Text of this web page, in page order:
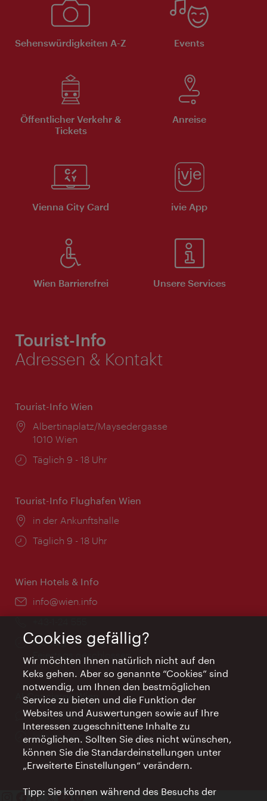
Sehenswürdigkeiten A-Z Events
Öffentlicher Verkehr &
Tickets
Anreise
Vienna City Card ivie App
Wien Barrierefrei Unsere Services
Tourist-Info
Adressen & Kontakt
Tourist-Info Wien
Ort:
Albertinaplatz/Maysedergasse
1010 Wien
Öffnungszeiten:
Täglich 9 - 18 Uhr
Tourist-Info Flughafen Wien
Ort:
in der Ankunftshalle
Öffnungszeiten:
Täglich 9 - 18 Uhr
Wien Hotels & Info
Email:
info@wien.info
Öffnungszeiten:
Montag - Freitag 9 – 17 Uhr
Feiertags geschlossen
AI Concierge Wien
Ort:
concierge.wien.info
Öffnungszeiten:
Informationen rund um die Uhr
Cookies gefällig?
Wir möchten Ihnen natürlich nicht auf den
Keks gehen. Aber so genannte “Cookies” sind
notwendig, um Ihnen den bestmöglichen
Service zu bieten und die Funktion der
Websites und Auswertungen sowie auf Ihre
Interessen zugeschnittene Inhalte zu
ermöglichen. Sollten Sie dies nicht wünschen,
können Sie die Standardeinstellungen unter
„Erweiterte Einstellungen“ verändern.
Tipp: Sie können während des Besuchs der